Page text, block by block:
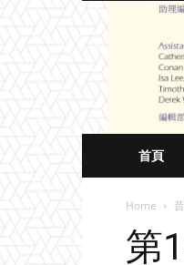
首頁
Home
第